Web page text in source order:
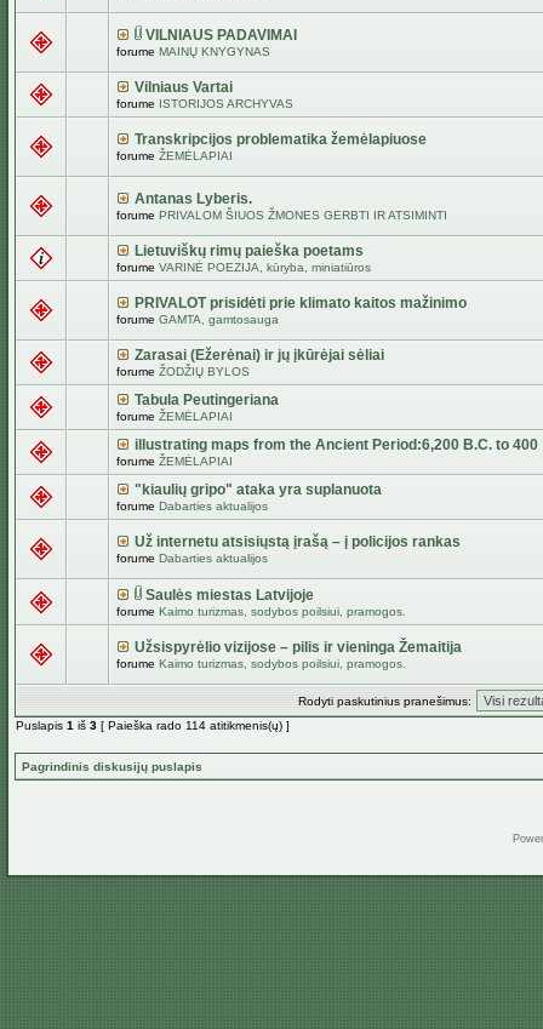
VILNIAUS PADAVIMAI
forume MAINŲ KNYGYNAS
Vilniaus Vartai
forume ISTORIJOS ARCHYVAS
Transkripcijos problematika žemėlapiuose
forume ŽEMĖLAPIAI
Antanas Lyberis.
forume PRIVALOM ŠIUOS ŽMONES GERBTI IR ATSIMINTI
Lietuviškų rimų paieška poetams
forume VARINĖ POEZIJA, kūryba, miniatiūros
PRIVALOT prisidėti prie klimato kaitos mažinimo
forume GAMTA, gamtosauga
Zarasai (Ežerėnai) ir jų įkūrėjai sėliai
forume ŽODŽIŲ BYLOS
Tabula Peutingeriana
forume ŽEMĖLAPIAI
illustrating maps from the Ancient Period:6,200 B.C. to 400
forume ŽEMĖLAPIAI
"kiaulių gripo" ataka yra suplanuota
forume Dabarties aktualijos
Už internetu atsisiųstą įrašą – į policijos rankas
forume Dabarties aktualijos
Saulės miestas Latvijoje
forume Kaimo turizmas, sodybos poilsiui, pramogos.
Užsispyrėlio vizijose – pilis ir vieninga Žemaitija
forume Kaimo turizmas, sodybos poilsiui, pramogos.
Rodyti paskutinius pranešimus:
Puslapis 1 iš 3 [ Paieška rado 114 atitikmenis(ų) ]
Pagrindinis diskusijų puslapis